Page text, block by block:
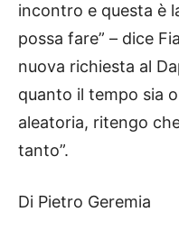
incontro e questa è
possa fare” – dice
nuova richiesta al
quanto il tempo sia
aleatoria, ritengo
tanto”.
Di Pietro Geremia